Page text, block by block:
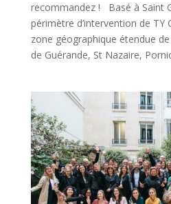
recommandez ! Basé à Saint
périmètre d’intervention de TY
zone géographique étendue de
de Guérande, St Nazaire,